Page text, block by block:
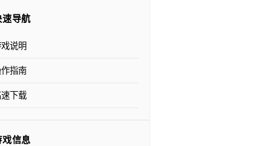
速导航
说明
指南
下载
戏信息